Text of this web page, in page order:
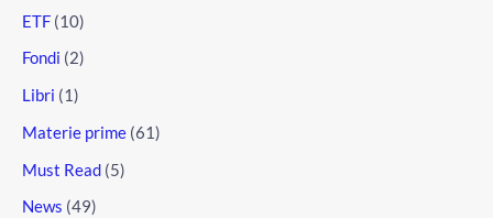
ETF (10)
Fondi (2)
Libri (1)
Materie prime (61)
Must Read (5)
News (49)